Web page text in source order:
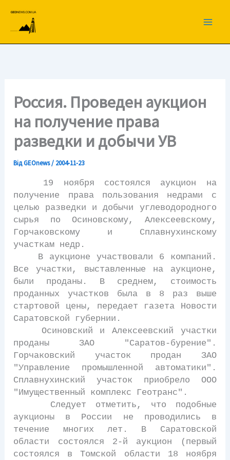
вмісту
Россия. Проведен аукцион
на получение права
разведки и добычи УВ
ВідGEOnews/ 2004-11-23
19 ноября состоялся аукцион на
получение права пользования недрами с
целью разведки и добычи углеводородного
сырья по Осиновскому, Алексеевскому,
Горчаковскому и Сплавнухинскому
участкам недр.
В аукционе участвовали 6 компаний.
Все участки, выставленные на аукционе,
были проданы. В среднем, стоимость
проданных участков была в 8 раз выше
стартовой цены, передает газета Новости
Саратовской губернии.
Осиновский и Алексеевский участки
проданы ЗАО "Саратов-бурение".
Горчаковский участок продан ЗАО
"Управление промышленной автоматики".
Сплавнухинский участок приобрело ООО
"Имущественный комплекс Геотранс".
Следует отметить, что подобные
аукционы в России не проводились в
течение многих лет. В Саратовской
области состоялся 2-й аукцион (первый
состоялся в Томской области 18 ноября